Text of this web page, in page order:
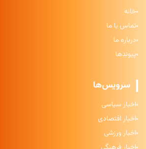
خانه
تماس با ما
درباره ما
پیوندها
سرویس‌ها
اخبار سیاسی
اخبار اقتصادی
اخبار ورزشی